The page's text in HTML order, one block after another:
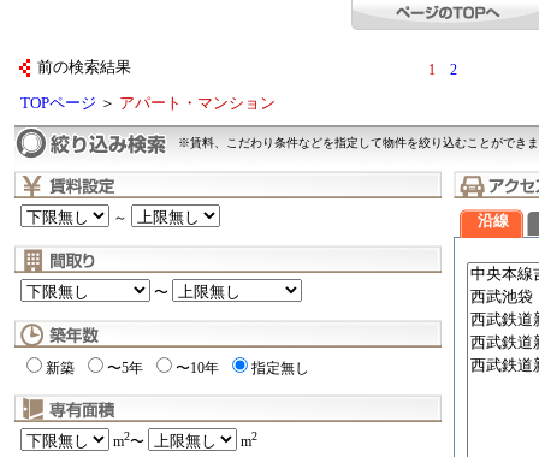
前の検索結果 1 2
TOPページ ＞ アパート・マンション
※賃料、こだわり条件などを指定して物件を絞り込むことができ
～
〜
新築 〜5年 〜10年 指定無し
m2〜 m2
沿線